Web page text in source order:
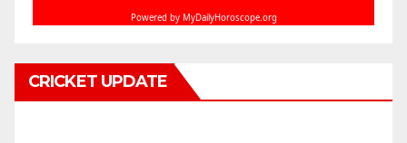
CRICKET UPDATE